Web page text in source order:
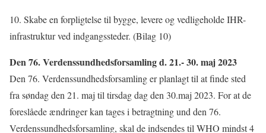
10. Skabe en forpligtelse til bygge, levere og vedligeholde IHR-
infrastruktur ved indgangssteder. (Bilag 10)
Den 76. Verdenssundhedsforsamling d. 21.- 30. maj 2023
Den 76. Verdenssundhedsforsamling er planlagt til at finde sted
fra søndag den 21. maj til tirsdag dag den 30.maj 2023. For at de
foreslåede ændringer kan tages i betragtning und den 76.
Verdenssundhedsforsamling, skal de indsendes til WHO mindst 4